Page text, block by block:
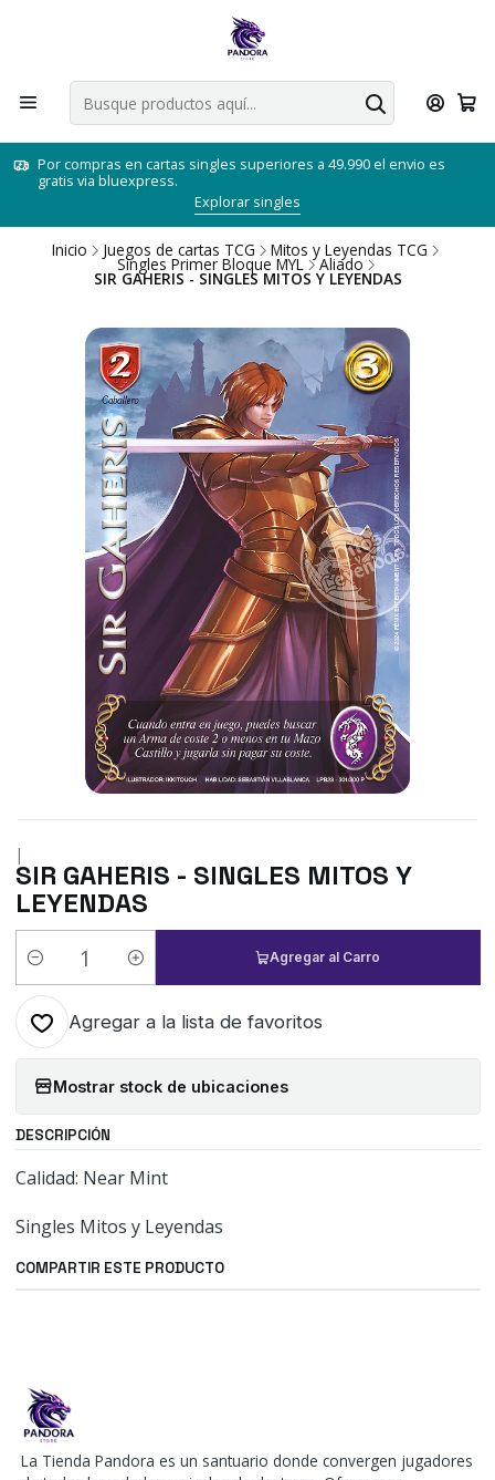
Por compras en cartas singles superiores a 49.990 el envio es
gratis via bluexpress.
Explorar singles
Inicio Juegos de cartas TCG Mitos y Leyendas TCG
Singles Primer Bloque MYL Aliado
SIR GAHERIS - SINGLES MITOS Y LEYENDAS
|
SIR GAHERIS - SINGLES MITOS Y
LEYENDAS
Cantidad
Agregar al Carro
Agregar a la lista de favoritos
Mostrar stock de ubicaciones
DESCRIPCIÓN
Calidad: Near Mint
Singles Mitos y Leyendas
COMPARTIR ESTE PRODUCTO
La Tienda Pandora es un santuario donde convergen jugadores